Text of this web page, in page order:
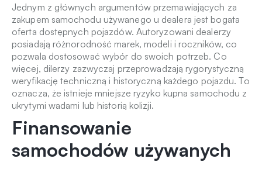
Jednym z głównych argumentów przemawiających za
zakupem samochodu używanego u dealera jest bogata
oferta dostępnych pojazdów. Autoryzowani dealerzy
posiadają różnorodność marek, modeli i roczników, co
pozwala dostosować wybór do swoich potrzeb. Co
więcej, dilerzy zazwyczaj przeprowadzają rygorystyczną
weryfikację techniczną i historyczną każdego pojazdu. To
oznacza, że istnieje mniejsze ryzyko kupna samochodu z
ukrytymi wadami lub historią kolizji.
Finansowanie
samochodów używanych